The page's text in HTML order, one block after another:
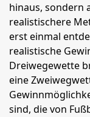
hinaus, sondern
realistischere
erst einmal
realistische
Dreiwegewette
eine
sind, die von